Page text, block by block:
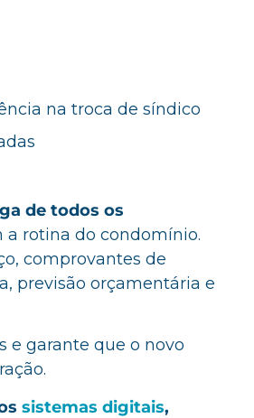
na troca de síndico
de todos os
a rotina do condomínio.
comprovantes de
previsão orçamentária e
e garante que o novo
sistemas digitais,